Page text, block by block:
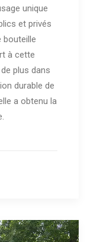
unique
et privés
bouteille
à cette
plus dans
durable de
a obtenu la